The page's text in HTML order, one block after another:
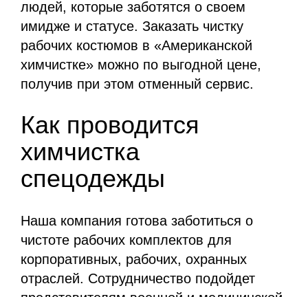
людей, которые заботятся о своем
имидже и статусе. Заказать чистку
рабочих костюмов в «Американской
химчистке» можно по выгодной цене,
получив при этом отменный сервис.
Как проводится
химчистка
спецодежды
Наша компания готова заботиться о
чистоте рабочих комплектов для
корпоративных, рабочих, охранных
отраслей. Сотрудничество подойдет